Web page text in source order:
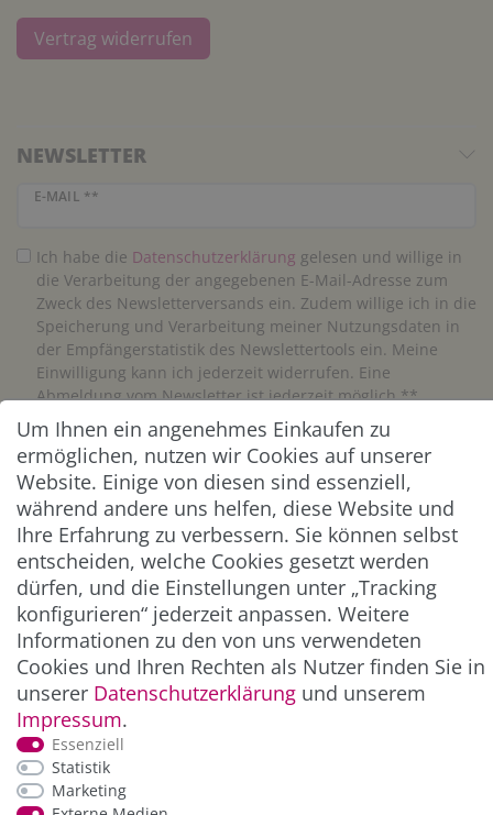
Vertrag widerrufen
NEWSLETTER
E-MAIL **
Newsletter Honig
Ich habe die Daten­schutz­erklärung gelesen und willige in
die Verarbeitung der angegebenen E-Mail-Adresse zum
Zweck des Newsletterversands ein. Zudem willige ich in die
Speicherung und Verarbeitung meiner Nutzungsdaten in
der Empfängerstatistik des Newslettertools ein. Meine
Einwilligung kann ich jederzeit widerrufen. Eine
Abmeldung vom Newsletter ist jederzeit möglich.**
Abonnieren
** Hierbei handelt es sich um ein Pflichtfeld.
ZAHLUNG & VERSAND
*Alle Preise inkl. der gesetzl. MwSt. zzgl.
Um Ihnen ein angenehmes Einkaufen zu
ermöglichen, nutzen wir Cookies auf unserer
Website. Einige von diesen sind essenziell,
während andere uns helfen, diese Website und
Ihre Erfahrung zu verbessern. Sie können selbst
entscheiden, welche Cookies gesetzt werden
dürfen, und die Einstellungen unter „Tracking
konfigurieren“ jederzeit anpassen. Weitere
Informationen zu den von uns verwendeten
Cookies und Ihren Rechten als Nutzer finden Sie in
unserer Daten­schutz­erklärung und unserem
Impressum.
Essenziell
Statistik
Marketing